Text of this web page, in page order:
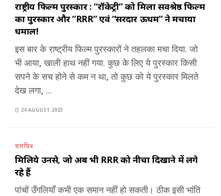
राष्ट्रीय फिल्म पुरस्कार : “रॉकेट्री” को मिला सर्वश्रेष्ठ फिल्म
का पुरस्कार और “RRR” एवं “सरदार ऊधम” ने मचाया
धमाल!
इस बार के राष्ट्रीय फिल्म पुरस्कारों ने तहलका मचा दिया. जो
भी आया, खाली हाथ नहीं गया. कुछ के लिए ये पुरस्कार किसी
सपने के सच होने से कम न था, तो कुछ को ये पुरस्कार मिलते
देख लगा, ...
24 AUGUST 2023
चलचित्र
मिलिये उनसे, जो अब भी RRR को नीचा दिखाने में लगे
रहे हैं
पांचों उँगलियाँ कभी एक समान नहीं हो सकती। ठीक इसी भांति